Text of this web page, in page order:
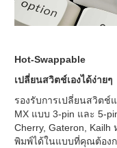
Hot-Swappable
เปลี่ยนสวิตช์เองได้ง่ายๆ
รองรับการเปลี่ยนสวิตช์
MX แบบ 3-pin และ 5-
Cherry, Gateron,
พิมพ์ได้ในแบบที่คุณต้อง